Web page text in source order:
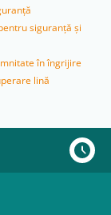
siguranță și
în îngrijire
lină